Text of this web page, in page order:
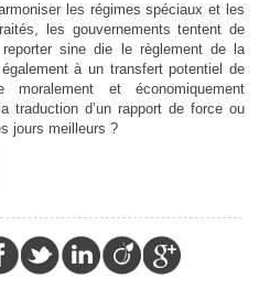
les régimes spéciaux et les
les gouvernements tentent de
sine die le règlement de la
à un transfert potentiel de
et économiquement
traduction d’un rapport de force ou
jours meilleurs ?